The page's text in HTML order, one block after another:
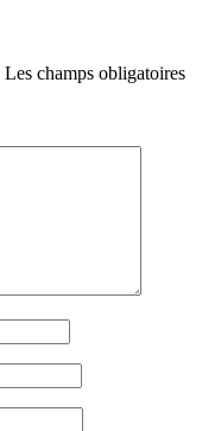
Les champs obligatoires